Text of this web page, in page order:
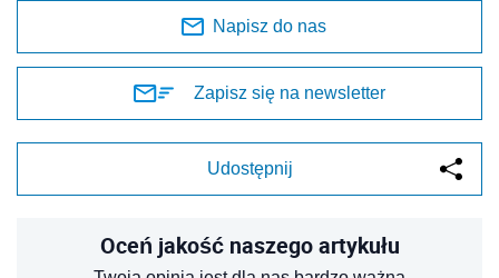
Napisz do nas
Zapisz się na newsletter
Udostępnij
Oceń jakość naszego artykułu